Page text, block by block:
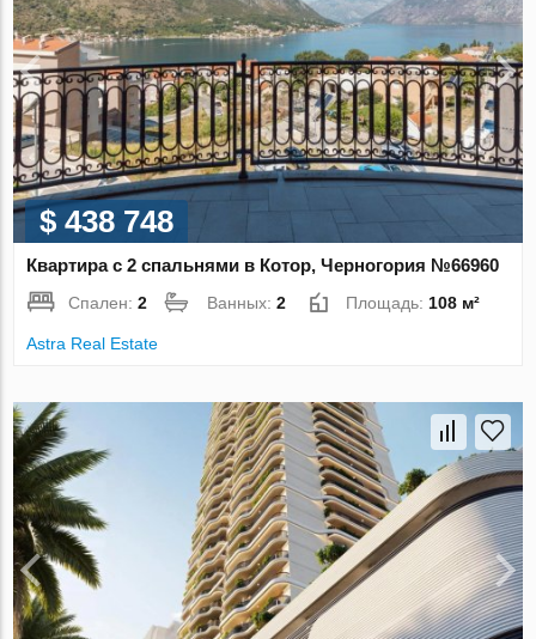
$ 438 748
Квартира с 2 спальнями в Котор, Черногория №66960
Спален:2 Ванных:2 Площадь: 108 м²
Astra Real Estate